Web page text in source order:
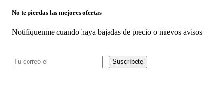
No te pierdas las mejores ofertas
Notifíquenme cuando haya bajadas de precio o nuevos avisos
Suscríbete